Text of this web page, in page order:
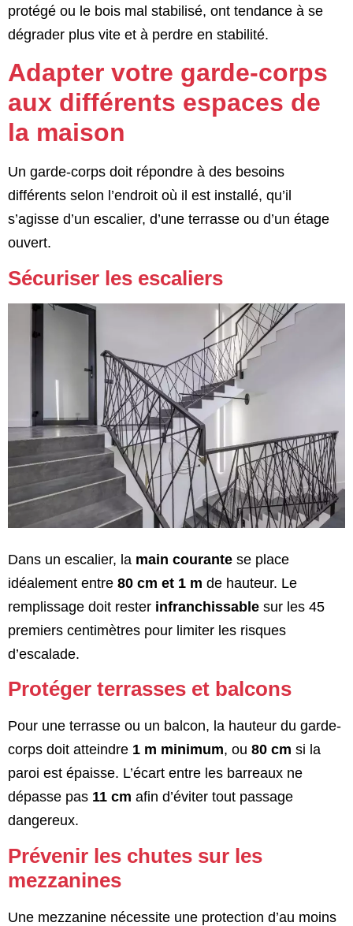
protégé ou le bois mal stabilisé, ont tendance à se
dégrader plus vite et à perdre en stabilité.
Adapter votre garde-corps
aux différents espaces de
la maison
Un garde-corps doit répondre à des besoins
différents selon l’endroit où il est installé, qu’il
s’agisse d’un escalier, d’une terrasse ou d’un étage
ouvert.
Sécuriser les escaliers
Dans un escalier, la main courante se place
idéalement entre 80 cm et 1 m de hauteur. Le
remplissage doit rester infranchissable sur les 45
premiers centimètres pour limiter les risques
d’escalade.
Protéger terrasses et balcons
Pour une terrasse ou un balcon, la hauteur du garde-
corps doit atteindre 1 m minimum, ou 80 cm si la
paroi est épaisse. L’écart entre les barreaux ne
dépasse pas 11 cm afin d’éviter tout passage
dangereux.
Prévenir les chutes sur les
mezzanines
Une mezzanine nécessite une protection d’au moins